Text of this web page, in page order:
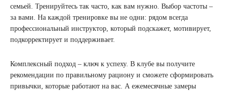
семьей. Тренируйтесь так часто, как вам нужно. Выбор частоты –
за вами. На каждой тренировке вы не одни: рядом всегда
профессиональный инструктор, который подскажет, мотивирует,
подкорректирует и поддерживает.
Комплексный подход – ключ к успеху. В клубе вы получите
рекомендации по правильному рациону и сможете сформировать
привычки, которые работают на вас. А ежемесячные замеры